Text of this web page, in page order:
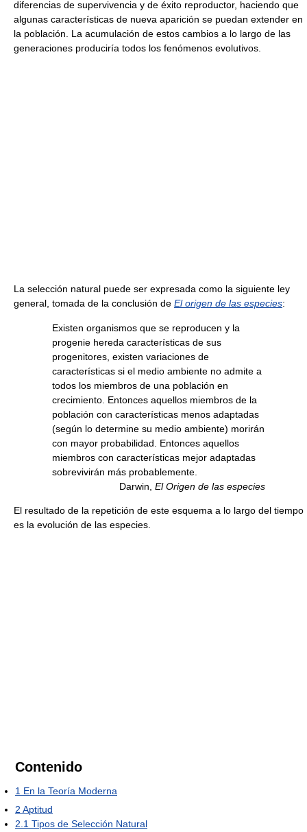
diferencias de supervivencia y de éxito reproductor, haciendo que
algunas características de nueva aparición se puedan extender en
la población. La acumulación de estos cambios a lo largo de las
generaciones produciría todos los fenómenos evolutivos.
La selección natural puede ser expresada como la siguiente ley
general, tomada de la conclusión de El origen de las especies:
Existen organismos que se reproducen y la
progenie hereda características de sus
progenitores, existen variaciones de
características si el medio ambiente no admite a
todos los miembros de una población en
crecimiento. Entonces aquellos miembros de la
población con características menos adaptadas
(según lo determine su medio ambiente) morirán
con mayor probabilidad. Entonces aquellos
miembros con características mejor adaptadas
sobrevivirán más probablemente.
Darwin, El Origen de las especies
El resultado de la repetición de este esquema a lo largo del tiempo
es la evolución de las especies.
Contenido
1 En la Teoría Moderna
2 Aptitud
2.1 Tipos de Selección Natural